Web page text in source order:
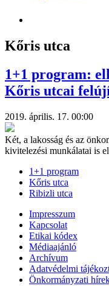
Kőris utca
1+1 program:
Kőris utcai
2019. április. 17. 00:00
Két, a lakosság és az
kivitelezési munkálatai is
1+1 program
Kőris utca
Ribizli utca
Impresszum
Kapcsolat
Etikai kódex
Médiaajánló
Archívum
Adatvédelmi
Önkormányzati